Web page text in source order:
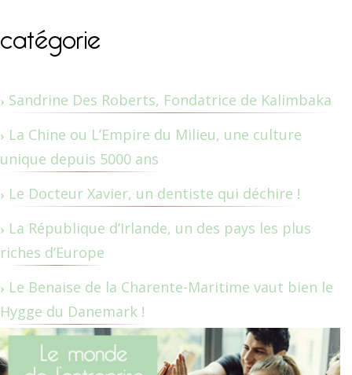
catégorie
Sandrine Des Roberts, Fondatrice de Kalimbaka
La Chine ou L’Empire du Milieu, une culture
unique depuis 5000 ans
Le Docteur Xavier, un dentiste qui déchire !
La République d’Irlande, un des pays les plus
riches d’Europe
Le Benaise de la Charente-Maritime vaut bien le
Hygge du Danemark !